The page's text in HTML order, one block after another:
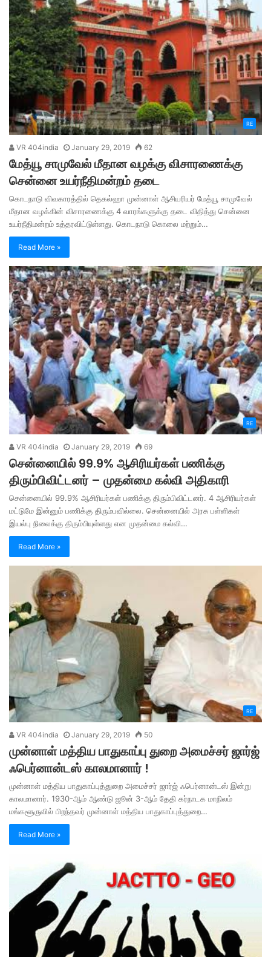
RE
VR 404india January 29, 2019 62
மேத்யூ சாமுவேல் மீதான வழக்கு விசாரணைக்கு
சென்னை உயர்நீதிமன்றம் தடை
கொடநாடு விவகாரத்தில் தெகல்ஹா முன்னாள் ஆசியரியர் மேத்யூ சாமுவேல்
மீதான வழக்கின் விசாரணைக்கு 4 வாரங்களுக்கு தடை விதித்து சென்னை
உயர்நீதிமன்றம் உத்தரவிட்டுள்ளது. கொடநாடு கொலை மற்றும்…
Read More »
RE
VR 404india January 29, 2019 69
சென்னையில் 99.9% ஆசிரியர்கள் பணிக்கு
திரும்பிவிட்டனர் – முதன்மை கல்வி அதிகாரி
சென்னையில் 99.9% ஆசிரியர்கள் பணிக்கு திரும்பிவிட்டனர். 4 ஆசிரியர்கள்
மட்டுமே இன்னும் பணிக்கு திரும்பவில்லை. சென்னையில் அரசு பள்ளிகள்
இயல்பு நிலைக்கு திரும்பியுள்ளது என முதன்மை கல்வி…
Read More »
RE
VR 404india January 29, 2019 50
முன்னாள் மத்திய பாதுகாப்பு துறை அமைச்சர் ஜார்ஜ்
ஃபெர்னான்டஸ் காலமானார் !
முன்னாள் மத்திய பாதுகாப்புத்துறை அமைச்சர் ஜார்ஜ் ஃபெர்னான்டஸ் இன்று
காலமானார். 1930-ஆம் ஆண்டு ஜூன் 3-ஆம் தேதி கர்நாடக மாநிலம்
மங்களூருவில் பிறந்தவர் முன்னாள் மத்திய பாதுகாப்புத்துறை…
Read More »